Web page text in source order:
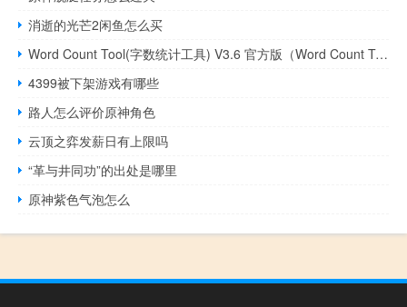
消逝的光芒2闲鱼怎么买
Word Count Tool(字数统计工具) V3.6 官方版（Word Count Tool(字数统计工具) V3.6 官方版功能简介）
4399被下架游戏有哪些
路人怎么评价原神角色
云顶之弈发薪日有上限吗
“革与井同功”的出处是哪里
原神紫色气泡怎么